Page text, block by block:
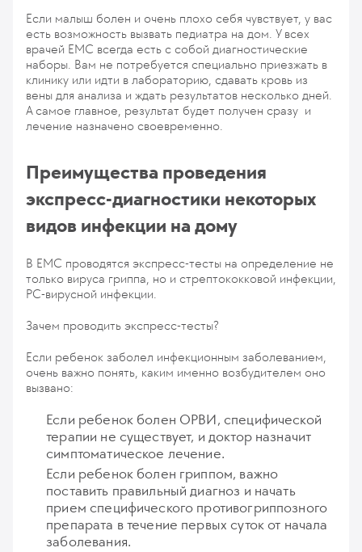
Если малыш болен и очень плохо себя чувствует, у вас
есть возможность вызвать педиатра на дом. У всех
врачей ЕМС всегда есть с собой диагностические
наборы. Вам не потребуется специально приезжать в
клинику или идти в лабораторию, сдавать кровь из
вены для анализа и ждать результатов несколько дней.
А самое главное, результат будет получен сразу и
лечение назначено своевременно.
Преимущества проведения
экспресс-диагностики некоторых
видов инфекции на дому
В EMC проводятся экспресс-тесты на определение не
только вируса гриппа, но и стрептококковой инфекции,
РС-вирусной инфекции.
Зачем проводить экспресс-тесты?
Если ребенок заболел инфекционным заболеванием,
очень важно понять, каким именно возбудителем оно
вызвано:
Если ребенок болен ОРВИ, специфической
терапии не существует, и доктор назначит
симптоматическое лечение.
Если ребенок болен гриппом, важно
поставить правильный диагноз и начать
прием специфического противогриппозного
препарата в течение первых суток от начала
заболевания.